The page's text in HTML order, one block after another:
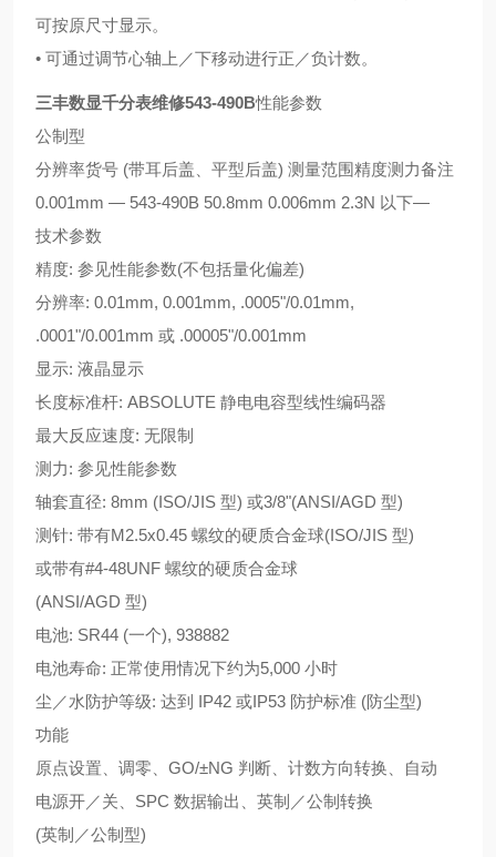
可按原尺寸显示。
• 可通过调节心轴上／下移动进行正／负计数。
三丰数显千分表维修543-490B性能参数
公制型
分辨率货号 (带耳后盖、平型后盖) 测量范围精度测力备注
0.001mm — 543-490B 50.8mm 0.006mm 2.3N 以下—
技术参数
精度: 参见性能参数(不包括量化偏差)
分辨率: 0.01mm, 0.001mm, .0005"/0.01mm,
.0001"/0.001mm 或 .00005"/0.001mm
显示: 液晶显示
长度标准杆: ABSOLUTE 静电电容型线性编码器
最大反应速度: 无限制
测力: 参见性能参数
轴套直径: 8mm (ISO/JIS 型) 或3/8"(ANSI/AGD 型)
测针: 带有M2.5x0.45 螺纹的硬质合金球(ISO/JIS 型)
或带有#4-48UNF 螺纹的硬质合金球
(ANSI/AGD 型)
电池: SR44 (一个), 938882
电池寿命: 正常使用情况下约为5,000 小时
尘／水防护等级: 达到 IP42 或IP53 防护标准 (防尘型)
功能
原点设置、调零、GO/±NG 判断、计数方向转换、自动
电源开／关、SPC 数据输出、英制／公制转换
(英制／公制型)